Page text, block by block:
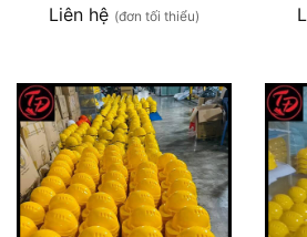
Liên hệ (đơn tối thiểu)